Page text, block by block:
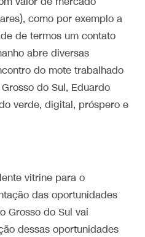
como por exemplo a
de termos um contato
abre diversas
do mote trabalhado
do Sul, Eduardo
verde, digital, próspero e
vitrine para o
das oportunidades
Grosso do Sul vai
dessas oportunidades